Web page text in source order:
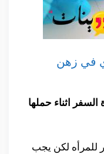
في زهن
اثناء حملها
للمرأه لكن يجب